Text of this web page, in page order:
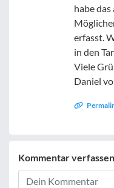
habe
erfasst.
in den
Viele
Daniel
Kommentar verfassen